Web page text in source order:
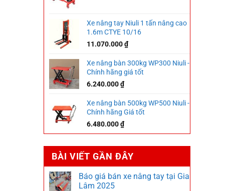
Xe nâng tay Niuli 1 tấn nâng cao
1.6m CTYE 10/16
11.070.000₫
Xe nâng bàn 300kg WP300 Niuli -
Chính hãng giá tốt
6.240.000₫
Xe nâng bàn 500kg WP500 Niuli -
Chính hãng Giá tốt
6.480.000₫
BÀI VIẾT GẦN ĐÂY
Báo giá bán xe nâng tay tại Gia
Lâm 2025